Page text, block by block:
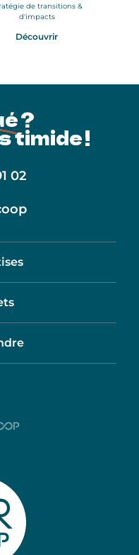
de transitions &
d'impacts
Découvrir
?
timide !
02